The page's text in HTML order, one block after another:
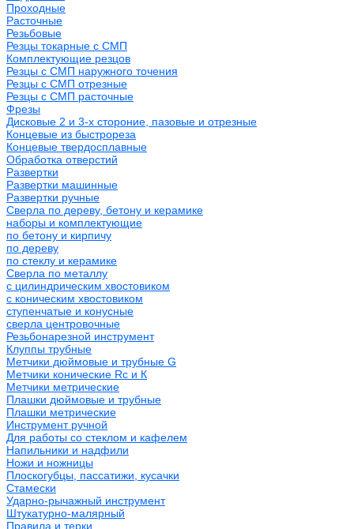
Проходные
Расточные
Резьбовые
Резцы токарные с СМП
Комплектующие резцов
Резцы с СМП наружного точения
Резцы с СМП отрезные
Резцы с СМП расточные
Фрезы
Дисковые 2 и 3-х стороние, пазовые и отрезные
Концевые из быстрореза
Концевые твердосплавные
Обработка отверстий
Развертки
Развертки машинные
Развертки ручные
Сверла по дереву, бетону и керамике
наборы и комплектующие
по бетону и кирпичу
по дереву
по стеклу и керамике
Сверла по металлу
c цилиндрическим хвостовиком
c коническим хвостовиком
cтупенчатые и конусные
сверла центровочные
Резьбонарезной инструмент
Клуппы трубные
Метчики дюймовые и трубные G
Метчики конические Rc и К
Метчики метрические
Плашки дюймовые и трубные
Плашки метрические
Инструмент ручной
Для работы со стеклом и кафелем
Напильники и надфили
Ножи и ножницы
Плоскогубцы, пассатижи, кусачки
Стамески
Ударно-рычажный инструмент
Штукатурно-малярный
Правила и терки